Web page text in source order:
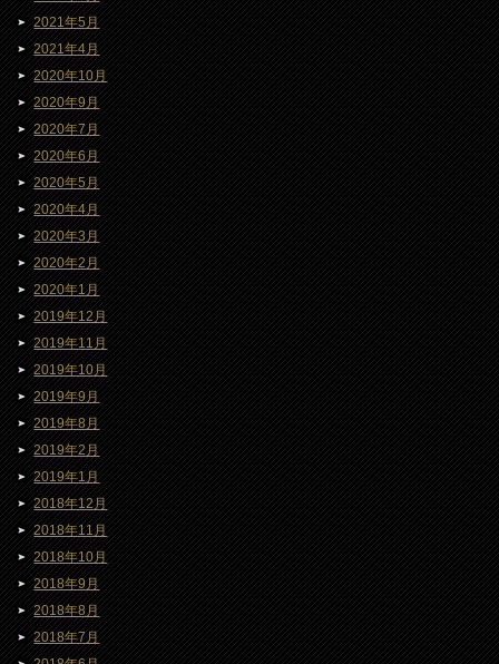
2021年5月
2021年4月
2020年10月
2020年9月
2020年7月
2020年6月
2020年5月
2020年4月
2020年3月
2020年2月
2020年1月
2019年12月
2019年11月
2019年10月
2019年9月
2019年8月
2019年2月
2019年1月
2018年12月
2018年11月
2018年10月
2018年9月
2018年8月
2018年7月